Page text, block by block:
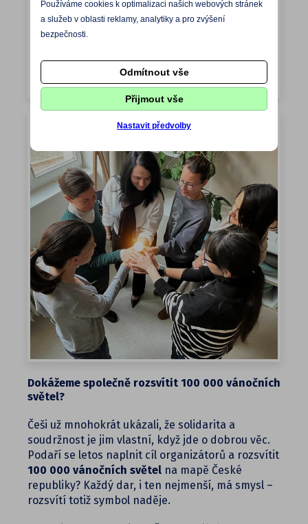
Dokážeme společně rozsvítit 100 000 vánočních
světel?
Češi už mnohokrát ukázali, že solidarita a
soudržnost je jim vlastní, když jde o dobrou věc.
Podaří se letos naplnit cíl organizátorů a rozsvítit
100 000 vánočních světel na mapě České
republiky? Každý dar, i ten nejmenší, má smysl –
rozsvítí totiž symbol naděje.
Používáme cookies k optimalizaci našich webových stránek
a služeb v oblasti reklamy, analytiky a pro zvýšení
bezpečnosti.
Odmítnout vše
Přijmout vše
Nastavit předvolby